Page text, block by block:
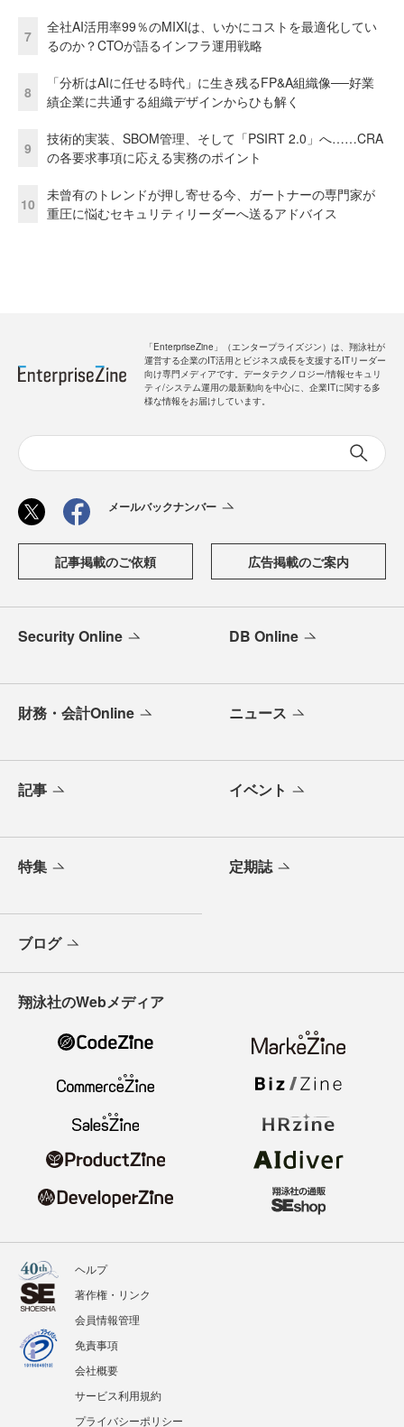
7
全社AI活用率99％のMIXIは、いかにコストを最適化してい
るのか？CTOが語るインフラ運用戦略
8
「分析はAIに任せる時代」に生き残るFP&A組織像──好業
績企業に共通する組織デザインからひも解く
9
技術的実装、SBOM管理、そして「PSIRT 2.0」へ……CRA
の各要求事項に応える実務のポイント
10
未曾有のトレンドが押し寄せる今、ガートナーの専門家が
重圧に悩むセキュリティリーダーへ送るアドバイス
「EnterpriseZine」（エンタープライズジン）は、翔泳社が
運営する企業のIT活用とビジネス成長を支援するITリーダー
向け専門メディアです。データテクノロジー/情報セキュリ
ティ/システム運用の最新動向を中心に、企業ITに関する多
様な情報をお届けしています。
メールバックナンバー
記事掲載のご依頼 広告掲載のご案内
Security Online DB Online
財務・会計Online ニュース
記事 イベント
特集 定期誌
ブログ
翔泳社のWebメディア
ヘルプ
著作権・リンク
会員情報管理
免責事項
会社概要
サービス利用規約
プライバシーポリシー